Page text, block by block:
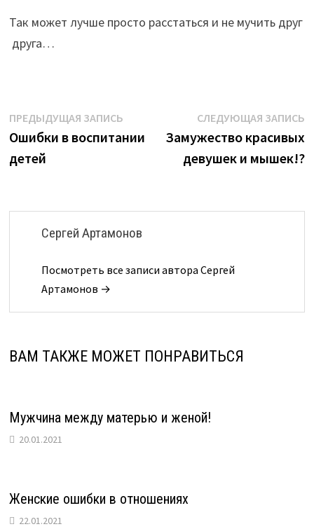
Так может лучше просто расстаться и не мучить друг
друга…
Навигация
по
записям
ПРЕДЫДУЩАЯ ЗАПИСЬПредыдущая
запись:
Ошибки в воспитании
детей
СЛЕДУЮЩАЯ ЗАПИСЬ
Замужество красивых
девушек и мышек!?
Сергей Артамонов
Посмотреть все записи автора Сергей
Артамонов →
ВАМ ТАКЖЕ МОЖЕТ ПОНРАВИТЬСЯ
Мужчина между матерью и женой!
20.01.2021
Женские ошибки в отношениях
22.01.2021